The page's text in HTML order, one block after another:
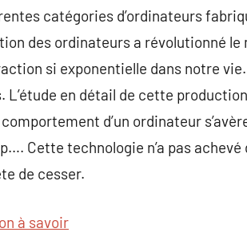
catégories d’ordinateurs
des ordinateurs a révolutionné le
si exponentielle dans notre
L’étude en détail de cette
d’un ordinateur
Cette technologie n’a pas
de cesser.
à savoir